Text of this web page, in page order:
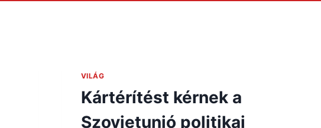
VILÁG
Kártérítést kérnek a
Szovjetunió politikai